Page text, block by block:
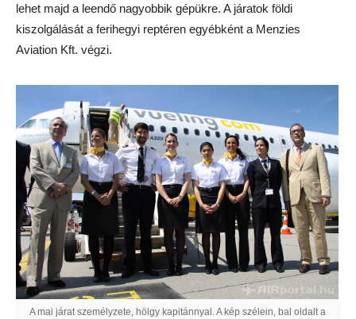
lehet majd a leendő nagyobbik gépükre. A járatok földi
kiszolgálását a ferihegyi reptéren egyébként a Menzies
Aviation Kft. végzi.
A mai járat személyzete, hölgy kapitánnyal. A kép szélein, bal oldalt a